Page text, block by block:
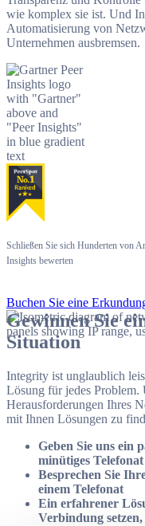
wie komplex sie ist. Und
Automatisierung von
Unternehmen ausbremsen.
Schließen Sie sich Hunderten von
Insights bewerten
Buchen Sie eine
Gewinnen Sie
Situation
Integrity ist unglaublich
Lösung für jedes Problem.
Herausforderungen Ihres
mit Ihnen Lösungen zu
Geben Sie uns ein
minütiges
Besprechen Sie
einem Telefonat
Ein erfahrener
Verbindung